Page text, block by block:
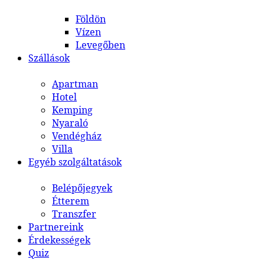
Földön
Vízen
Levegőben
Szállások
Apartman
Hotel
Kemping
Nyaraló
Vendégház
Villa
Egyéb szolgáltatások
Belépőjegyek
Étterem
Transzfer
Partnereink
Érdekességek
Quiz